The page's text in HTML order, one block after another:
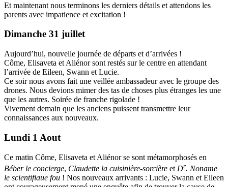
Et maintenant nous terminons les derniers détails et attendons les
parents avec impatience et excitation !
Dimanche 31 juillet
Aujourd’hui, nouvelle journée de départs et d’arrivées !
Côme, Elisaveta et Aliénor sont restés sur le centre en attendant
l’arrivée de Eileen, Swann et Lucie.
Ce soir nous avons fait une veillée ambassadeur avec le groupe des
drones. Nous devions mimer des tas de choses plus étranges les une
que les autres. Soirée de franche rigolade !
Vivement demain que les anciens puissent transmettre leur
connaissances aux nouveaux.
Lundi 1 Aout
Ce matin Côme, Elisaveta et Aliénor se sont métamorphosés en
Béber le concierge, Claudette la cuisinière-sorcière et Dr. Noname
le scientifiaue fou ! Nos nouveaux arrivants : Lucie, Swann et Eileen